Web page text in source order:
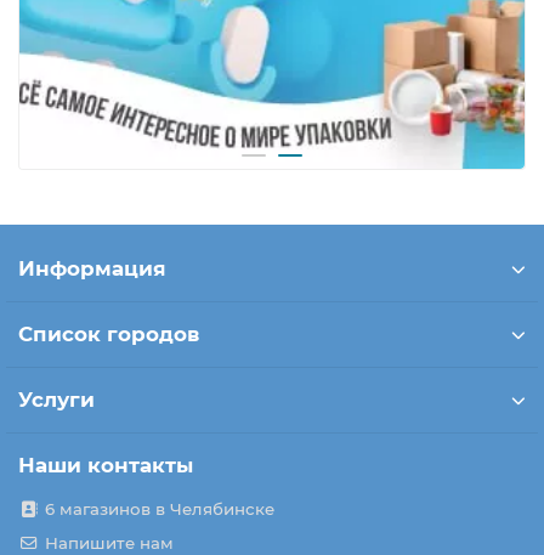
Информация
Список городов
Услуги
Наши контакты
6 магазинов в Челябинске
Напишите нам